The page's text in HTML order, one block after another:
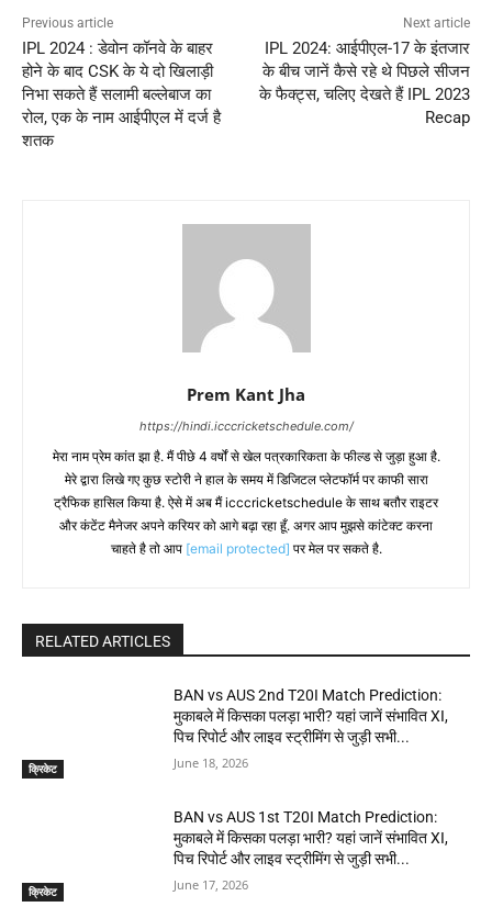
Previous article
IPL 2024 : डेवोन कॉनवे के बाहर
होने के बाद CSK के ये दो खिलाड़ी
निभा सकते हैं सलामी बल्लेबाज का
रोल, एक के नाम आईपीएल में दर्ज है
शतक
Next article
IPL 2024: आईपीएल-17 के इंतजार
के बीच जानें कैसे रहे थे पिछले सीजन
के फैक्ट्स, चलिए देखते हैं IPL 2023
Recap
Prem Kant Jha
https://hindi.icccricketschedule.com/
मेरा नाम प्रेम कांत झा है. मैं पीछे 4 वर्षों से खेल पत्रकारिकता के फील्ड से जुड़ा हुआ है.
मेरे द्वारा लिखे गए कुछ स्टोरी ने हाल के समय में डिजिटल प्लेटफॉर्म पर काफी सारा
ट्रैफिक हासिल किया है. ऐसे में अब मैं icccricketschedule के साथ बतौर राइटर
और कंटेंट मैनेजर अपने करियर को आगे बढ़ा रहा हूँ. अगर आप मुझसे कांटेक्ट करना
चाहते है तो आप [email protected] पर मेल पर सकते है.
RELATED ARTICLES
क्रिकेट
BAN vs AUS 2nd T20I Match Prediction:
मुकाबले में किसका पलड़ा भारी? यहां जानें संभावित XI,
पिच रिपोर्ट और लाइव स्ट्रीमिंग से जुड़ी सभी...
June 18, 2026
क्रिकेट
BAN vs AUS 1st T20I Match Prediction:
मुकाबले में किसका पलड़ा भारी? यहां जानें संभावित XI,
पिच रिपोर्ट और लाइव स्ट्रीमिंग से जुड़ी सभी...
June 17, 2026